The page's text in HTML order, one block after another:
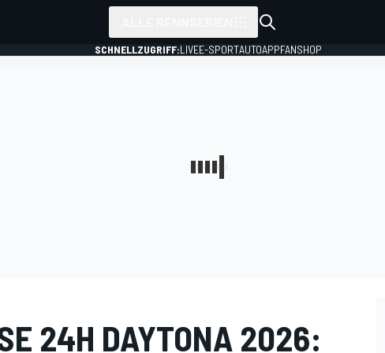
SCHNELLZUGRIFF:LIVEE-SPORTAUTOAPPFANSHOP
24H DAYTONA 2026: